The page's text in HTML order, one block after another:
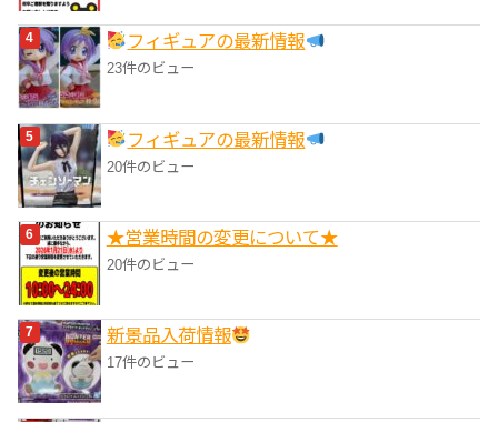
フィギュアの最新情報
23件のビュー
フィギュアの最新情報
20件のビュー
★営業時間の変更について★
20件のビュー
‎新景品入荷情報
17件のビュー